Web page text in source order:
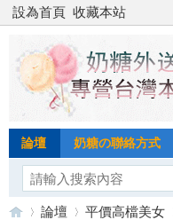
設為首頁 收藏本站
論壇 奶糖の聯絡方式
論壇 平價高檔美女